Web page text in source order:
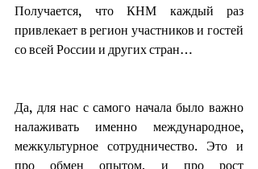
Получается, что КНМ каждый раз
привлекает в регион участников и гостей
со всей России и других стран…
Да, для нас с самого начала было важно
налаживать именно международное,
межкультурное сотрудничество. Это и